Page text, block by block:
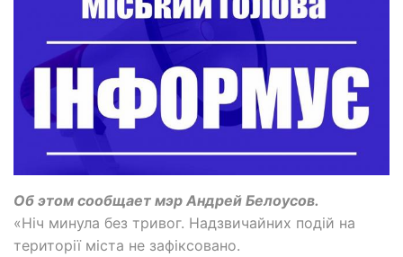
Об этом сообщает мэр Андрей Белоусов.
«Ніч минула без тривог. Надзвичайних подій на
території міста не зафіксовано.